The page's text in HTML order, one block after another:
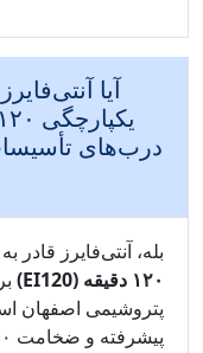
آیا
درب‌های
بله، آنتی‌فایرز قادر
۱۲۰ دقیقه (EI120)
پتروشیمی اصفهان